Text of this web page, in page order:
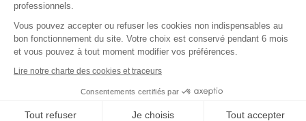
Plan du site
Mentions légales
Politique de confidentialité